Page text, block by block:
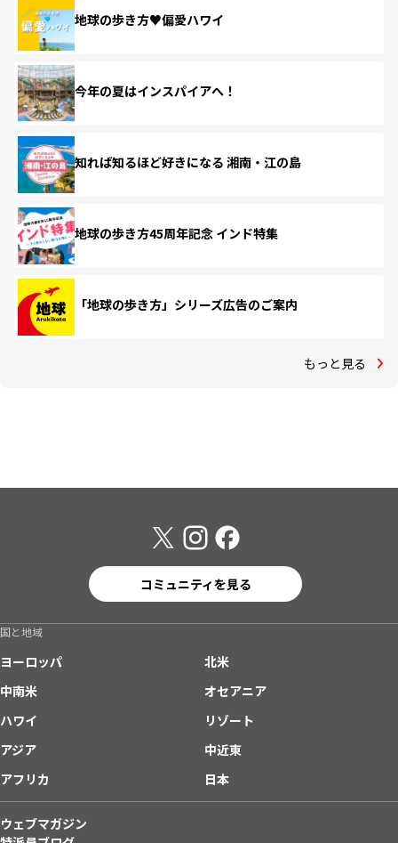
地球の歩き方♥偏愛ハワイ
今年の夏はインスパイアへ！
知れば知るほど好きになる 湘南・江の島
地球の歩き方45周年記念 インド特集
「地球の歩き方」シリーズ広告のご案内
もっと見る
コミュニティを見る
国と地域
ヨーロッパ
北米
中南米
オセアニア
ハワイ
リゾート
アジア
中近東
アフリカ
日本
ウェブマガジン